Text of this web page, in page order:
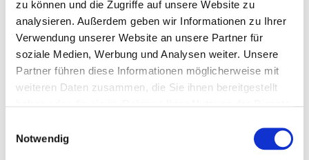
zu können und die Zugriffe auf unsere Website zu
analysieren. Außerdem geben wir Informationen zu Ihrer
Verwendung unserer Website an unsere Partner für
soziale Medien, Werbung und Analysen weiter. Unsere
Partner führen diese Informationen möglicherweise mit
weiteren Daten zusammen, die Sie ihnen bereitgestellt
Notwendig
§35a
SGB
VIII
Behinderung)
Zeulenroda
Greiz